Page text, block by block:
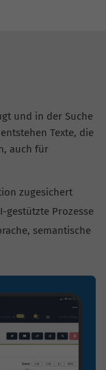
und in der Suche
Texte, die
auch für
zugesichert
gestützte Prozesse
semantische